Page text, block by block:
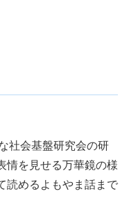
社会基盤研究会の研
情を見せる万華鏡の様
読めるよもやま話まで